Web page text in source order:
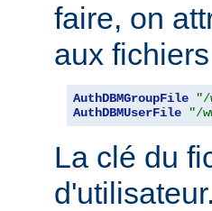
faire, on
aux
AuthDBMGroupFile
"/
AuthDBMUserFile
"/
La clé du